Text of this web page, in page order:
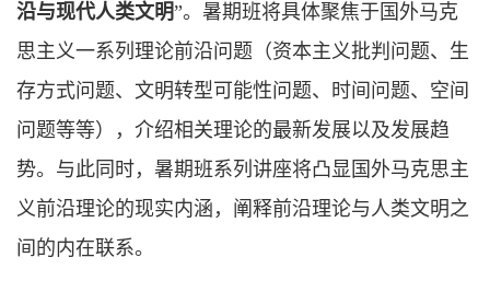
沿与现代人类文明”。暑期班将具体聚焦于国外马克
思主义一系列理论前沿问题（资本主义批判问题、生
存方式问题、文明转型可能性问题、时间问题、空间
问题等等），介绍相关理论的最新发展以及发展趋
势。与此同时，暑期班系列讲座将凸显国外马克思主
义前沿理论的现实内涵，阐释前沿理论与人类文明之
间的内在联系。